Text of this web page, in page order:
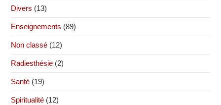
Divers (13)
Enseignements (89)
Non classé (12)
Radiesthésie (2)
Santé (19)
Spiritualité (12)